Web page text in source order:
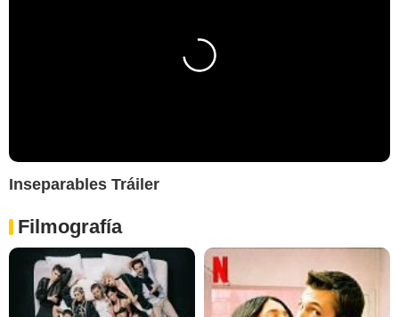
Inseparables Tráiler
Filmografía